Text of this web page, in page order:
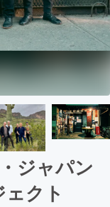
ジャパン
ェクト